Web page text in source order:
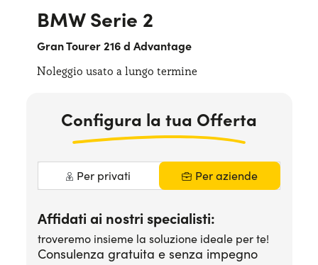
SCEGLI UN PAESE
BMW Serie 2
Gran Tourer 216 d Advantage
Noleggio usato a lungo termine
Configura la tua Offerta
Per privati Per aziende
Affidati ai nostri specialisti:
troveremo insieme la soluzione ideale per te!
Consulenza gratuita e senza impegno